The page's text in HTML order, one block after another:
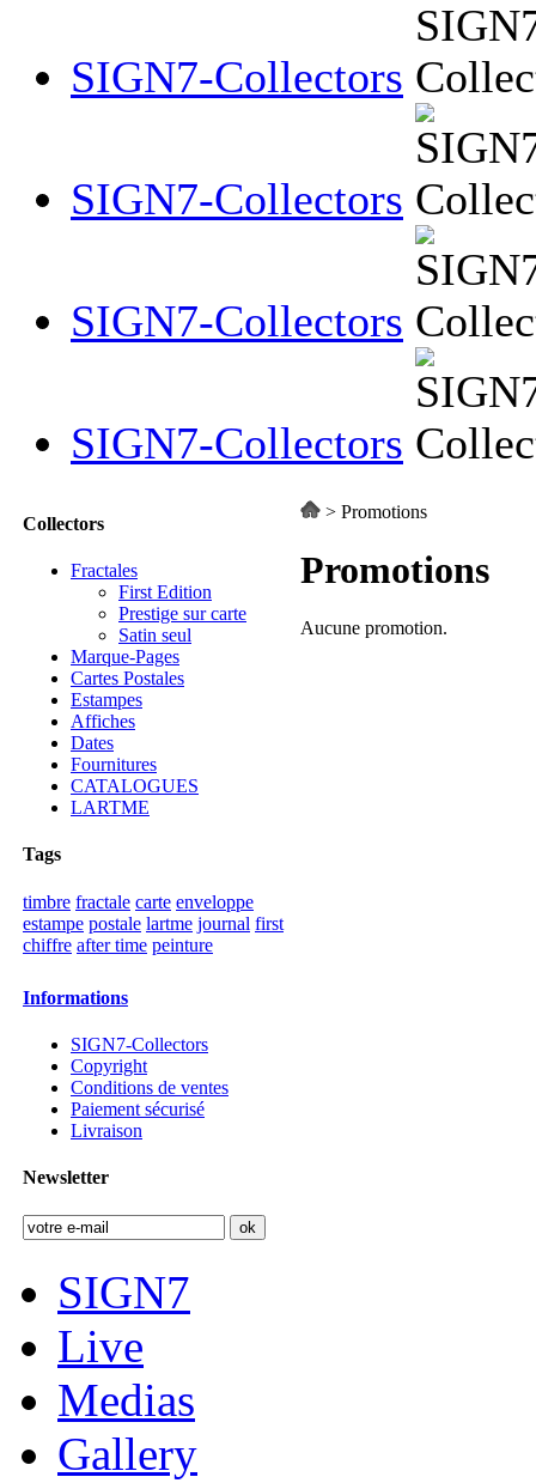
SIGN7-Collectors
SIGN7-Collectors
SIGN7-Collectors
SIGN7-Collectors
Collectors
Fractales
First Edition
Prestige sur carte
Satin seul
Marque-Pages
Cartes Postales
Estampes
Affiches
Dates
Fournitures
CATALOGUES
LARTME
Tags
timbre fractale carte enveloppe
estampe postale lartme journal first
chiffre after time peinture
Informations
SIGN7-Collectors
Copyright
Conditions de ventes
Paiement sécurisé
Livraison
Newsletter
> Promotions
Promotions
Aucune promotion.
SIGN7
Live
Medias
Gallery